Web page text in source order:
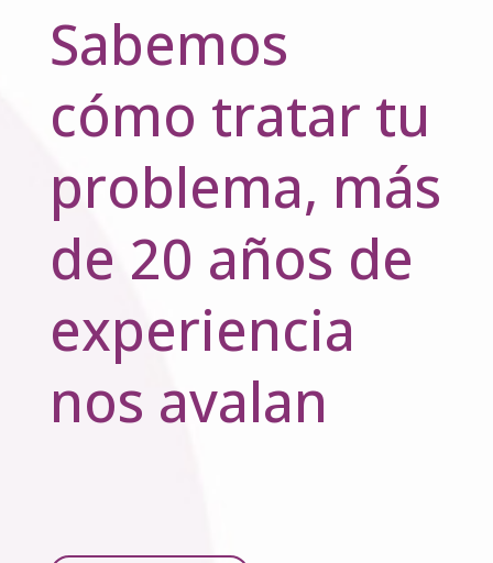
Sabemos
cómo tratar tu
problema, más
de 20 años de
experiencia
nos avalan